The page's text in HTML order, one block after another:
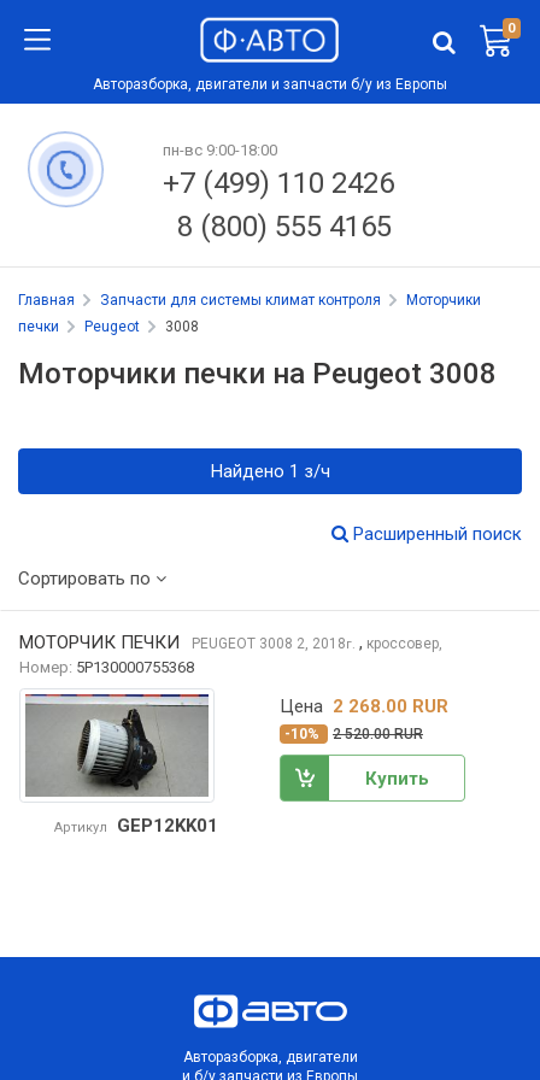
0
Авторазборка, двигатели и запчасти б/у из Европы
пн-вс 9:00-18:00
+7 (499) 110 2426
8 (800) 555 4165
Главная Запчасти для системы климат контроля
Моторчики
печки
Peugeot 3008
Моторчики печки на Peugeot 3008
Найдено 1 з/ч
Расширенный поиск
Сортировать по
МОТОРЧИК ПЕЧКИ PEUGEOT 3008 2, 2018г. , кроссовер,
Номер: 5P130000755368
Артикул GEP12KK01
Цена 2 268.00 RUR
-10% 2 520.00 RUR
Купить
Авторазборка, двигатели
и б/у запчасти из Европы